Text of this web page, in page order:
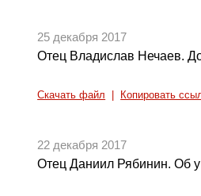
25 декабря 2017
Отец Владислав Нечаев.
Скачать файл Копировать
22 декабря 2017
Отец Даниил Рябинин. Об